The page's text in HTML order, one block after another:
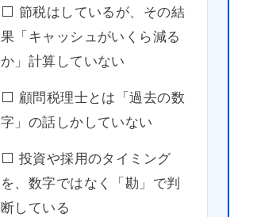
⬜️ 節税はしているが、その結
果「キャッシュがいくら減る
か」計算していない
⬜️ 顧問税理士とは「過去の数
字」の話しかしていない
⬜️ 投資や採用のタイミング
を、数字ではなく「勘」で判
断している